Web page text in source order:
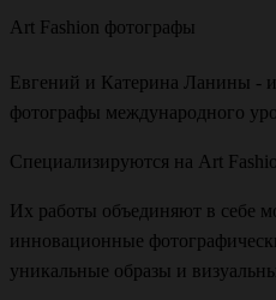
Art Fashion фотографы
Евгений и Катерина Ланины -
фотографы международного
Специализируются на Art
Их работы объединяют в себе
инновационные
уникальные образы и